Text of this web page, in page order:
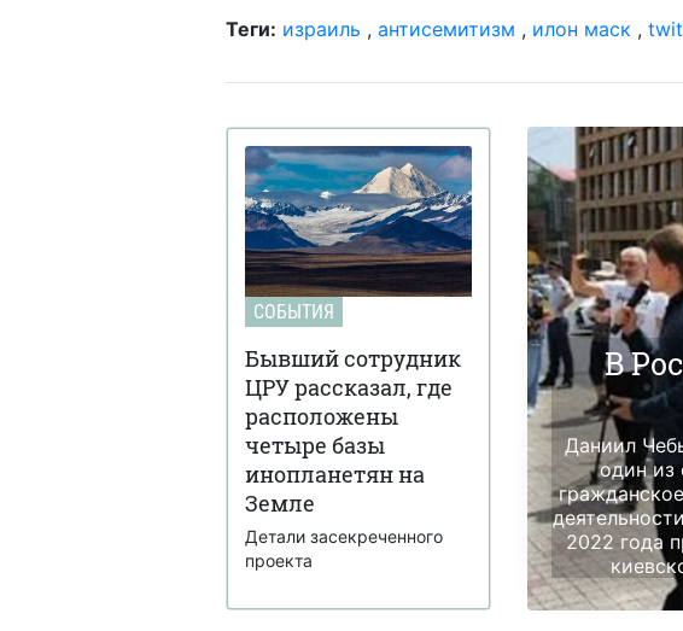
Теги: израиль , антисемитизм , илон маск ,
СОБЫТИЯ
Бывший сотрудник
ЦРУ рассказал, где
расположены
четыре базы
инопланетян на
Земле
Детали засекреченного
проекта
В
Даниил
один из
2022 года